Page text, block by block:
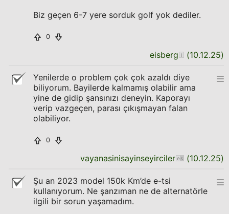
Biz geçen 6-7 yere sorduk golf yok dediler.
0
eisberg (10.12.25)
Yenilerde o problem çok çok azaldı diye
biliyorum. Bayilerde kalmamış olabilir ama
yine de gidip şansınızı deneyin. Kaporayı
verip vazgeçen, parası çıkışmayan falan
olabiliyor.
0
vayanasinisayinseyirciler (10.12.25)
Şu an 2023 model 150k Km’de e-tsi
kullanıyorum. Ne şanzıman ne de alternatörle
ilgili bir sorun yaşamadım.